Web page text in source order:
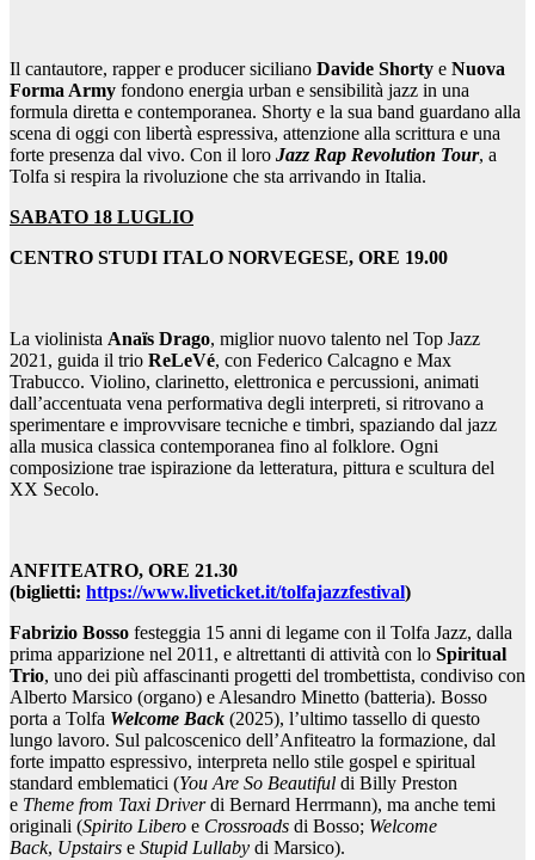
Il cantautore, rapper e producer siciliano Davide Shorty e Nuova
Forma Army fondono energia urban e sensibilità jazz in una
formula diretta e contemporanea. Shorty e la sua band guardano alla
scena di oggi con libertà espressiva, attenzione alla scrittura e una
forte presenza dal vivo. Con il loro Jazz Rap Revolution Tour, a
Tolfa si respira la rivoluzione che sta arrivando in Italia.
SABATO 18 LUGLIO
CENTRO STUDI ITALO NORVEGESE, ORE 19.00
La violinista Anaïs Drago, miglior nuovo talento nel Top Jazz
2021, guida il trio ReLeVé, con Federico Calcagno e Max
Trabucco. Violino, clarinetto, elettronica e percussioni, animati
dall’accentuata vena performativa degli interpreti, si ritrovano a
sperimentare e improvvisare tecniche e timbri, spaziando dal jazz
alla musica classica contemporanea fino al folklore. Ogni
composizione trae ispirazione da letteratura, pittura e scultura del
XX Secolo.
ANFITEATRO, ORE 21.30
(biglietti: https://www.liveticket.it/tolfajazzfestival)
Fabrizio Bosso festeggia 15 anni di legame con il Tolfa Jazz, dalla
prima apparizione nel 2011, e altrettanti di attività con lo Spiritual
Trio, uno dei più affascinanti progetti del trombettista, condiviso con
Alberto Marsico (organo) e Alesandro Minetto (batteria). Bosso
porta a Tolfa Welcome Back (2025), l’ultimo tassello di questo
lungo lavoro. Sul palcoscenico dell’Anfiteatro la formazione, dal
forte impatto espressivo, interpreta nello stile gospel e spiritual
standard emblematici (You Are So Beautiful di Billy Preston
e Theme from Taxi Driverdi Bernard Herrmann), ma anche temi
originali (Spirito Libero e Crossroads di Bosso; Welcome
Back, Upstairs e Stupid Lullaby di Marsico).